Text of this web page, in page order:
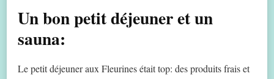
Un bon petit déjeuner et un
sauna:
Le petit déjeuner aux Fleurines était top: des produits frais et